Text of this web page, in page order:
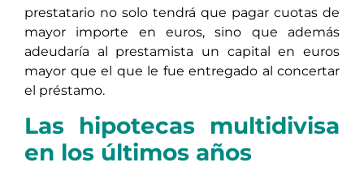
prestatario no solo tendrá que pagar cuotas de
mayor importe en euros, sino que además
adeudaría al prestamista un capital en euros
mayor que el que le fue entregado al concertar
el préstamo.
Las hipotecas multidivisa
en los últimos años